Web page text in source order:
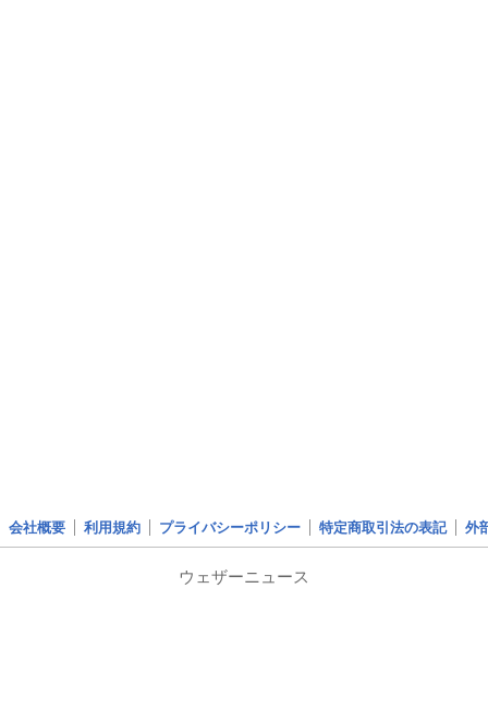
会社概要 利用規約 プライバシーポリシー 特定商取引法の表記 外
ウェザーニュース